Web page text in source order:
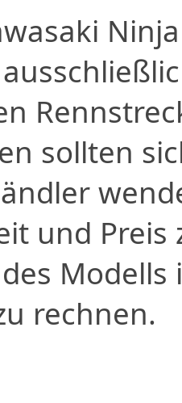
sollten
und
rechnen.